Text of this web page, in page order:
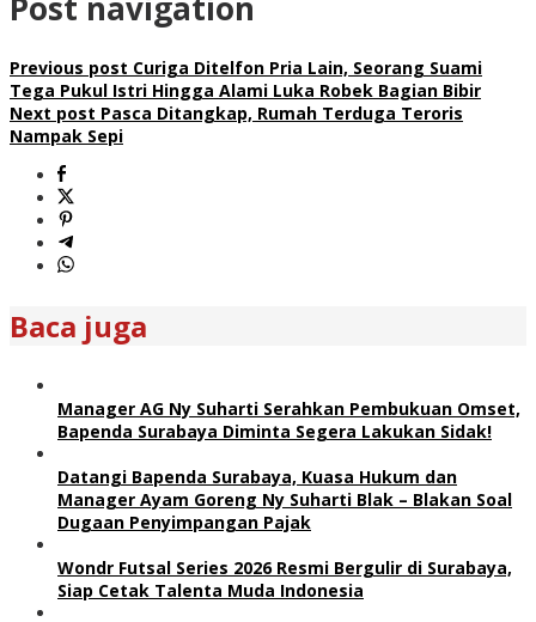
Post navigation
Previous post Curiga Ditelfon Pria Lain, Seorang Suami
Tega Pukul Istri Hingga Alami Luka Robek Bagian Bibir
Next post Pasca Ditangkap, Rumah Terduga Teroris
Nampak Sepi
Baca juga
Manager AG Ny Suharti Serahkan Pembukuan Omset,
Bapenda Surabaya Diminta Segera Lakukan Sidak!
Datangi Bapenda Surabaya, Kuasa Hukum dan
Manager Ayam Goreng Ny Suharti Blak – Blakan Soal
Dugaan Penyimpangan Pajak
Wondr Futsal Series 2026 Resmi Bergulir di Surabaya,
Siap Cetak Talenta Muda Indonesia